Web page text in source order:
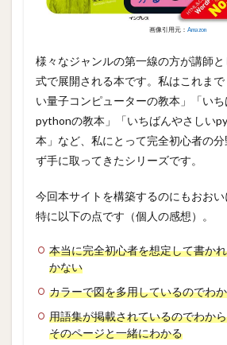
画像引用元： Amazon
様々なジャンルの第一線の方が講師
式で展開される本です。私はこれま
い量子コンピューターの教本」「い
pythonの教本」「いちばんやさしい
本」など、私にとって完全初心者の
ず手に取ってきたシリーズです。
今回本サイトを構築するのにもおおい
特に以下の点です（個人の感想）。
本当に完全初心者を想定して書か
かない
カラーで図を多用しているのでわ
用語集が掲載されているのでわか
そのページと一緒にわかる